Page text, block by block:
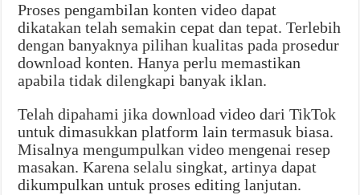
Proses pengambilan konten video dapat
dikatakan telah semakin cepat dan tepat. Terlebih
dengan banyaknya pilihan kualitas pada prosedur
download konten. Hanya perlu memastikan
apabila tidak dilengkapi banyak iklan.
Telah dipahami jika download video dari TikTok
untuk dimasukkan platform lain termasuk biasa.
Misalnya mengumpulkan video mengenai resep
masakan. Karena selalu singkat, artinya dapat
dikumpulkan untuk proses editing lanjutan.